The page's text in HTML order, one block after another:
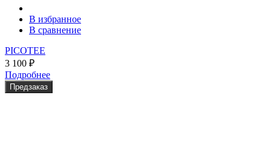
В избранное
В сравнение
PICOTEE
3 100 ₽
Подробнее
Предзаказ